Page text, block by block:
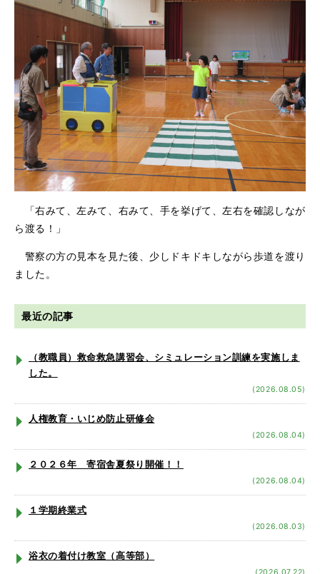
「右みて、左みて、右みて、手を挙げて、左右を確認しなが
ら渡る！」
警察の方の見本を見た後、少しドキドキしながら歩道を渡り
ました。
最近の記事
（教職員）救命救急講習会、シミュレーション訓練を実施しま
した。
(2026.08.05)
人権教育・いじめ防止研修会
(2026.08.04)
２０２６年 寄宿舎夏祭り開催！！
(2026.08.04)
１学期終業式
(2026.08.03)
浴衣の着付け教室（高等部）